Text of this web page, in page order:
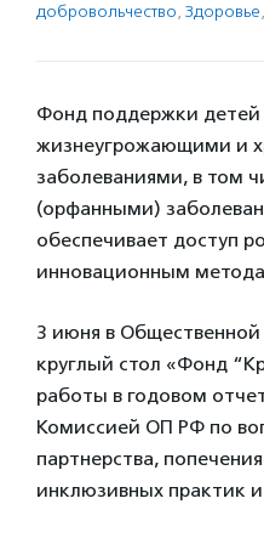
доброволь­чест­во, Здоровье,
Фонд поддержки
жизнеугрожающими и
заболеваниями, в том
(орфанными)
обеспечивает доступ
инновационным
3 июня в
круглый стол «Фонд
работы в годовом
Комиссией ОП РФ по
партнерства,
инклюзивных практик